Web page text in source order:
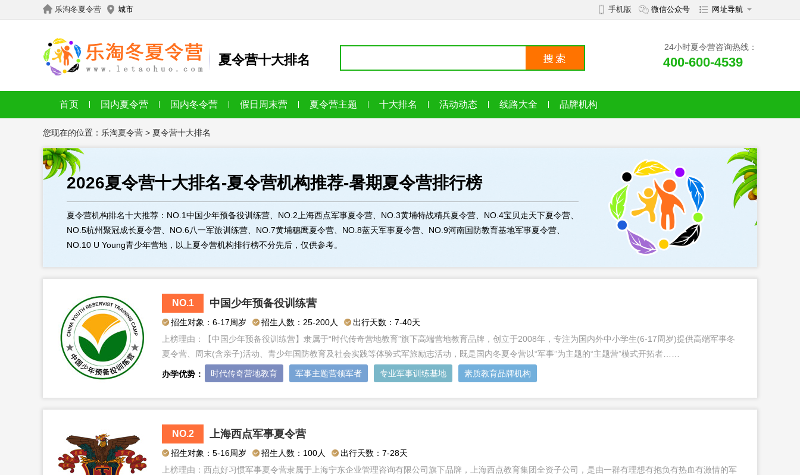
乐淘冬夏令营 城市 网址导航
微信公众号
手机版
夏令营十大排名
24小时夏令营咨询热线：
400-600-4539
首页 国内夏令营 国内冬令营 假日周末营 夏令营主题 十大排名 活动动态 线路大全 品牌机构
您现在的位置： 乐淘夏令营 > 夏令营十大排名
2026夏令营十大排名-夏令营机构推荐-暑期夏令营排行榜
夏令营机构排名十大推荐：NO.1中国少年预备役训练营、NO.2上海西点军事夏令营、NO.3黄埔特战精兵夏令营、NO.4宝贝走天下夏令营、
NO.5杭州聚冠成长夏令营、NO.6八一军旅训练营、NO.7黄埔穗鹰夏令营、NO.8蓝天军事夏令营、NO.9河南国防教育基地军事夏令营、
NO.10 U Young青少年营地，以上夏令营机构排行榜不分先后，仅供参考。
NO.1 中国少年预备役训练营
招生对象：6-17周岁 招生人数：25-200人
出行天数：7-40天
上榜理由：
【中国少年预备役训练营】隶属于“时代传奇营地教育”旗下高端营地教育品牌，创立于2008年，专注为国内外中小学生(6-17周岁)提供高端军事冬
夏令营、周末(含亲子)活动、青少年国防教育及社会实践等体验式军旅励志活动，既是国内冬夏令营以“军事”为主题的“主题营”模式开拓者……
办学优势： 时代传奇营地教育 军事主题营领军者 专业军事训练基地 素质教育品牌机构
NO.2 上海西点军事夏令营
招生对象：5-16周岁 招生人数：100人
出行天数：7-28天
上榜理由： 西点好习惯军事夏令营隶属于上海宁东企业管理咨询有限公司旗下品牌，上海西点教育集团全资子公司，是由一群有理想有抱负有热血有激情的军